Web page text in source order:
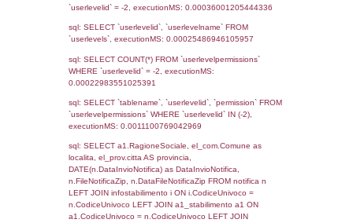
DELL'AMBIENTE/TERRITORIO
STABILIMENTO
SEZIONE H (pubblico) - DESCRIZIONE
STABILIMENTO E RIEPILOGO SOSTANZE
DI CUI ALL'ALLEGATO 1 DEL DECRETO
DELLA DIRETTIVA 2012/18/UE